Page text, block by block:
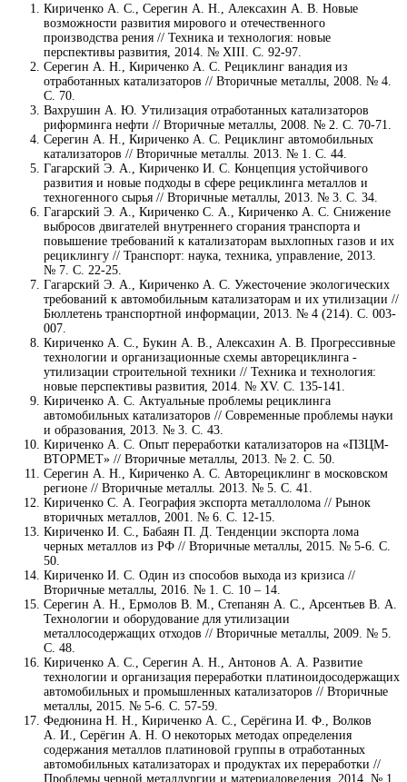
Кириченко А. С., Серегин А. Н., Алексахин А. В. Новые
возможности развития мирового и отечественного
производства рения // Техника и технология: новые
перспективы развития, 2014. № XIII. С. 92-97.
Серегин А. Н., Кириченко А. С. Рециклинг ванадия из
отработанных катализаторов // Вторичные металлы, 2008. № 4.
С. 70.
Вахрушин А. Ю. Утилизация отработанных катализаторов
риформинга нефти // Вторичные металлы, 2008. № 2. С. 70-71.
Серегин А. Н., Кириченко А. С. Рециклинг автомобильных
катализаторов // Вторичные металлы. 2013. № 1. С. 44.
Гагарский Э. А., Кириченко И. С. Концепция устойчивого
развития и новые подходы в сфере рециклинга металлов и
техногенного сырья // Вторичные металлы, 2013. № 3. С. 34.
Гагарский Э. А., Кириченко С. А., Кириченко А. С. Снижение
выбросов двигателей внутреннего сгорания транспорта и
повышение требований к катализаторам выхлопных газов и их
рециклингу // Транспорт: наука, техника, управление, 2013.
№ 7. С. 22-25.
Гагарский Э. А., Кириченко А. С. Ужесточение экологических
требований к автомобильным катализаторам и их утилизации //
Бюллетень транспортной информации, 2013. № 4 (214). С. 003-
007.
Кириченко А. С., Букин А. В., Алексахин А. В. Прогрессивные
технологии и организационные схемы авторециклинга -
утилизации строительной техники // Техника и технология:
новые перспективы развития, 2014. № XV. С. 135-141.
Кириченко А. С. Актуальные проблемы рециклинга
автомобильных катализаторов // Современные проблемы науки
и образования, 2013. № 3. С. 43.
Кириченко А. С. Опыт переработки катализаторов на «ПЗЦМ-
ВТОРМЕТ» // Вторичные металлы, 2013. № 2. С. 50.
Серегин А. Н., Кириченко А. С. Авторециклинг в московском
регионе // Вторичные металлы. 2013. № 5. С. 41.
Кириченко С. А. География экспорта металлолома // Рынок
вторичных металлов, 2001. № 6. С. 12-15.
Кириченко И. С., Бабаян П. Д. Тенденции экспорта лома
черных металлов из РФ // Вторичные металлы, 2015. № 5-6. С.
50.
Кириченко И. С. Один из способов выхода из кризиса //
Вторичные металлы, 2016. № 1. С. 10 – 14.
Серегин А. Н., Ермолов В. М., Степанян А. С., Арсентьев В. А.
Технологии и оборудование для утилизации
металлосодержащих отходов // Вторичные металлы, 2009. № 5.
С. 48.
Кириченко А. С., Серегин А. Н., Антонов А. А. Развитие
технологии и организация переработки платиноидосодержащих
автомобильных и промышленных катализаторов // Вторичные
металлы, 2015. № 5-6. С. 57-59.
Федюнина Н. Н., Кириченко А. С., Серёгина И. Ф., Волков
А. И., Серёгин А. Н. О некоторых методах определения
содержания металлов платиновой группы в отработанных
автомобильных катализаторах и продуктах их переработки //
Проблемы черной металлургии и материаловедения, 2014. № 1.